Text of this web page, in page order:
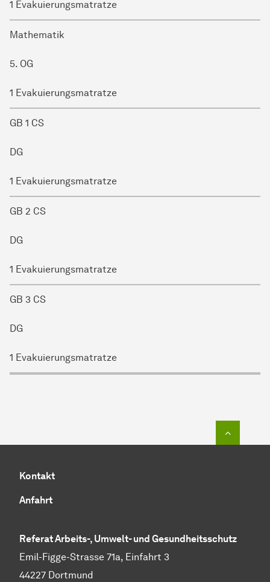
1 Evakuierungsmatratze
Mathematik
5. OG
1 Evakuierungsmatratze
GB 1 CS
DG
1 Evakuierungsmatratze
GB 2 CS
DG
1 Evakuierungsmatratze
GB 3 CS
DG
1 Evakuierungsmatratze
Kontakt
Anfahrt
Referat Arbeits-, Umwelt- und Gesundheitsschutz
Emil-Figge-Strasse 71a, Einfahrt 3
44227 Dortmund